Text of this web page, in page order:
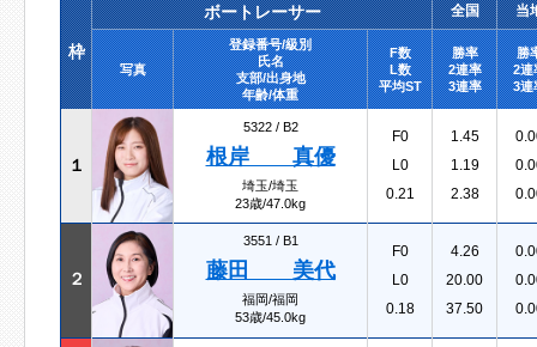
枠
ボートレーサー 全国 当
写真
登録番号/級別
氏名
支部/出身地
年齢/体重
F数
L数
平均ST
勝率
2連率
3連率
勝
2連
3連
１
5322 / B2
根岸 真優
埼玉/埼玉
23歳/47.0kg
F0
L0
0.21
1.45
1.19
2.38
２
3551 / B1
藤田 美代
福岡/福岡
53歳/45.0kg
F0
L0
0.18
4.26
20.00
37.50